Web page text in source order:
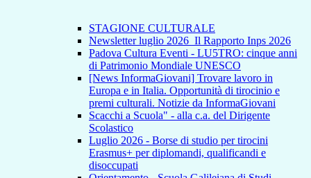
STAGIONE CULTURALE
Newsletter luglio 2026_Il Rapporto Inps 2026
Padova Cultura Eventi - LU5TRO: cinque anni
di Patrimonio Mondiale UNESCO
[News InformaGiovani] Trovare lavoro in
Europa e in Italia. Opportunità di tirocinio e
premi culturali. Notizie da InformaGiovani
Scacchi a Scuola" - alla c.a. del Dirigente
Scolastico
Luglio 2026 - Borse di studio per tirocini
Erasmus+ per diplomandi, qualificandi e
disoccupati